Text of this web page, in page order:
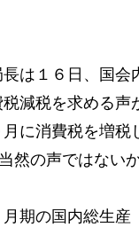
は１６日、国会
減税を求める
に消費税を増
然の声ではない
期の国内総生産